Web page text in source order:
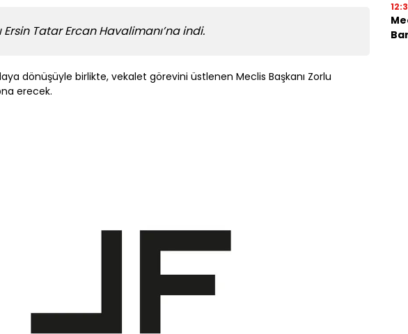
Tatar Ercan Havalimanı’na indi.
dönüşüyle birlikte, vekalet görevini üstlenen Meclis Başkanı Zorlu
erecek.